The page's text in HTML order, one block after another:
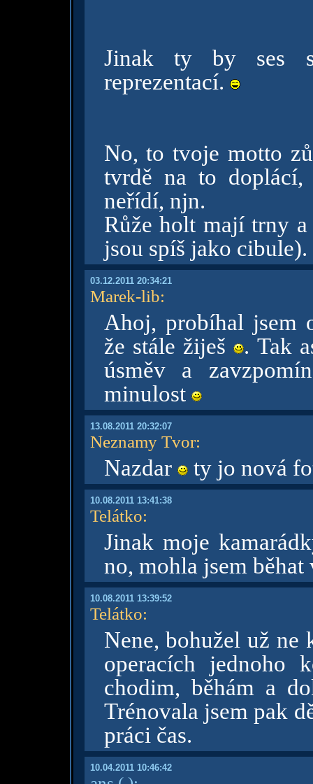
Jinak ty by ses
reprezentací.
No, to tvoje motto
tvrdě na to
neřídí, njn.
Růže holt mají trny
jsou spíš jako cibule).
03.12.2011 20:34:21
Marek-lib:
Ahoj, probíhal jsem
že stále žiješ . Tak
úsměv a
minulost
13.08.2011 20:32:07
Neznamy Tvor:
Nazdar ty jo nová
10.08.2011 13:41:38
Telátko:
Jinak moje
no, mohla jsem
10.08.2011 13:39:52
Telátko:
Nene, bohužel už ne
operacích jednoho
chodim, běhám a
Trénovala jsem pak
práci čas.
10.04.2011 10:46:42